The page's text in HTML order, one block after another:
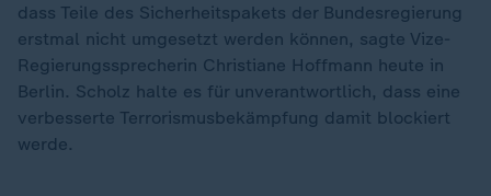
dass Teile des Sicherheitspakets der Bundesregierung
erstmal nicht umgesetzt werden können, sagte Vize-
Regierungssprecherin Christiane Hoffmann heute in
Berlin. Scholz halte es für unverantwortlich, dass eine
verbesserte Terrorismusbekämpfung damit blockiert
werde.